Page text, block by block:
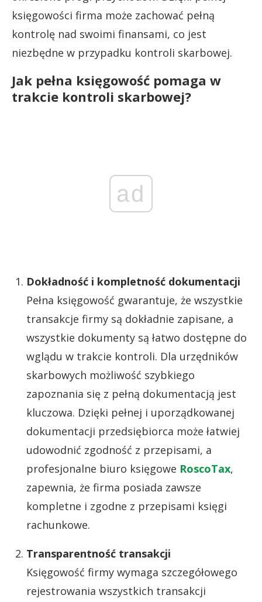
księgowości firma może zachować pełną
kontrolę nad swoimi finansami, co jest
niezbędne w przypadku kontroli skarbowej.
Jak pełna księgowość pomaga w
trakcie kontroli skarbowej?
ad
Dokładność i kompletność dokumentacji
Pełna księgowość gwarantuje, że wszystkie
transakcje firmy są dokładnie zapisane, a
wszystkie dokumenty są łatwo dostępne do
wglądu w trakcie kontroli. Dla urzędników
skarbowych możliwość szybkiego
zapoznania się z pełną dokumentacją jest
kluczowa. Dzięki pełnej i uporządkowanej
dokumentacji przedsiębiorca może łatwiej
udowodnić zgodność z przepisami, a
profesjonalne biuro księgowe RoscoTax,
zapewnia, że firma posiada zawsze
kompletne i zgodne z przepisami księgi
rachunkowe.
Transparentność transakcji
Księgowość firmy wymaga szczegółowego
rejestrowania wszystkich transakcji